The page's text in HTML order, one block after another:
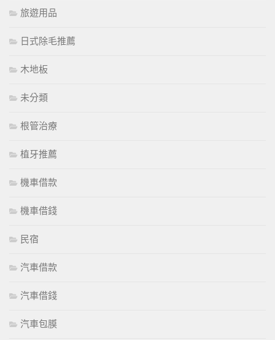
旅遊用品
日式除毛推薦
木地板
未分類
根管治療
植牙推薦
機車借款
機車借錢
民宿
汽車借款
汽車借錢
汽車包膜